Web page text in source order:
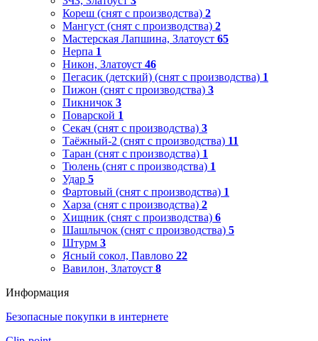
Кореш (снят с производства) 2
Мангуст (снят с производства) 2
Мастерская Лапшина, Златоуст 65
Нерпа 1
Никон, Златоуст 46
Пегасик (детский) (снят с производства) 1
Пижон (снят с производства) 3
Пикничок 3
Поварской 1
Секач (снят с производства) 3
Таёжный-2 (снят с производства) 11
Таран (снят с производства) 1
Тюлень (снят с производства) 1
Удар 5
Фартовый (снят с производства) 1
Харза (снят с производства) 2
Хищник (снят с производства) 6
Шашлычок (снят с производства) 5
Штурм 3
Ясный сокол, Павлово 22
Вавилон, Златоуст 8
Информация
Безопасные покупки в интернете